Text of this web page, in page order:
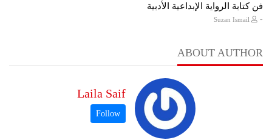
فن كتابة الرواية الإبداعية الأدبية
-
ABOUT AUTHOR
Laila Saif